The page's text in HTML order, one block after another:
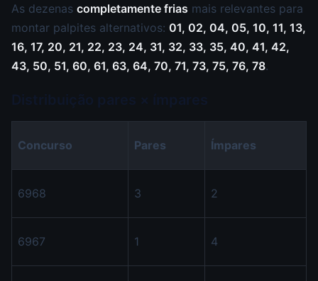
As dezenas completamente frias mais relevantes para
montar palpites alternativos: 01, 02, 04, 05, 10, 11, 13,
16, 17, 20, 21, 22, 23, 24, 31, 32, 33, 35, 40, 41, 42,
43, 50, 51, 60, 61, 63, 64, 70, 71, 73, 75, 76, 78.
Concurso Pares Ímpares
6968 3 2
6967 1 4